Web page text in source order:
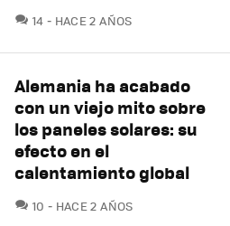
14 COMENTARIOS
HACE 2 AÑOS
Alemania ha acabado
con un viejo mito sobre
los paneles solares: su
efecto en el
calentamiento global
10 COMENTARIOS
HACE 2 AÑOS